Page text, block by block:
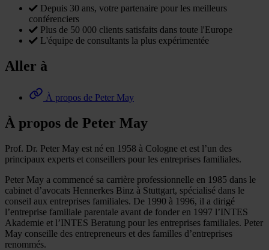
Depuis 30 ans, votre partenaire pour les meilleurs
conférenciers
Plus de 50 000 clients satisfaits dans toute l'Europe
L'équipe de consultants la plus expérimentée
Aller à
À propos de Peter May
À propos de Peter May
Prof. Dr. Peter May est né en 1958 à Cologne et est l’un des
principaux experts et conseillers pour les entreprises familiales.
Peter May a commencé sa carrière professionnelle en 1985 dans le
cabinet d’avocats Hennerkes Binz à Stuttgart, spécialisé dans le
conseil aux entreprises familiales. De 1990 à 1996, il a dirigé
l’entreprise familiale parentale avant de fonder en 1997 l’INTES
Akademie et l’INTES Beratung pour les entreprises familiales. Peter
May conseille des entrepreneurs et des familles d’entreprises
renommés.